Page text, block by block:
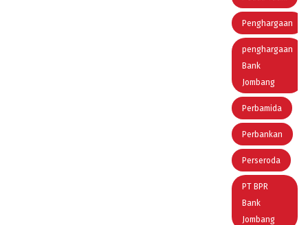
Penghargaan
penghargaan
Bank
Jombang
Perbamida
Perbankan
Perseroda
PT BPR
Bank
Jombang